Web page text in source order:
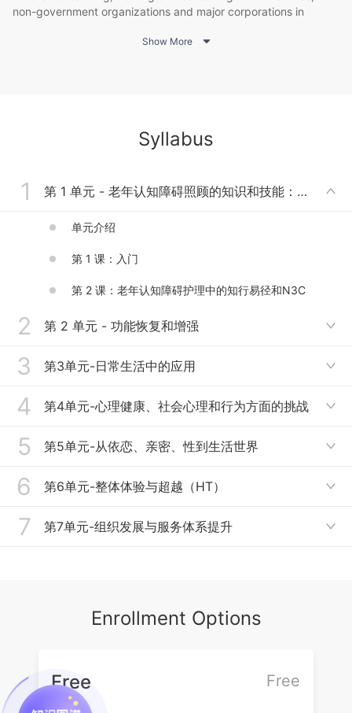
non-government organizations and major corporations in
Japan, New Zealand, South Korea, Tanzania, Thailand, Turkey,
include sexuality and intimacy, interpersonal and social
relationships, mental health, cross-cultural work and social
Show More 
Syllabus
1 第 1 单元 - 老年认知障碍照顾的知识和技能：知行易径方法 
单元介绍
第 1 课：入门
第 2 课：老年认知障碍护理中的知行易径和N3C
2 第 2 单元 - 功能恢复和增强 
单元介绍
第 3 课：6 个领域的实施
第 4 课：设计的空间和到位的老化
3 第3单元-日常生活中的应用 
单元介绍
第三课：日常生活中的PID
第四课：看护者的心理健康
4 第4单元-心理健康、社会心理和行为方面的挑战 
单元介绍
第三课：老年认知障碍患者的亲密关系和同意
5 第5单元-从依恋、亲密、性到生活世界 
单元介绍
6 第6单元-整体体验与超越（HT） 
单元介绍
第3课：老龄化和社会包容
7 第7单元-组织发展与服务体系提升 
第2课：知行易径和老年认知障碍护理
Enrollment Options
Free
Free